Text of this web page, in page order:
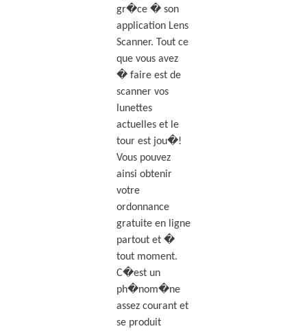
gr�ce � son
application Lens
Scanner. Tout ce
que vous avez
� faire est de
scanner vos
lunettes
actuelles et le
tour est jou�!
Vous pouvez
ainsi obtenir
votre
ordonnance
gratuite en ligne
partout et �
tout moment.
C�est un
ph�nom�ne
assez courant et
se produit